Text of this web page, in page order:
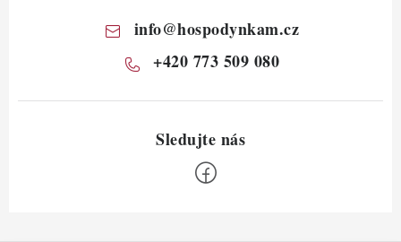
info@hospodynkam.cz
+420 773 509 080